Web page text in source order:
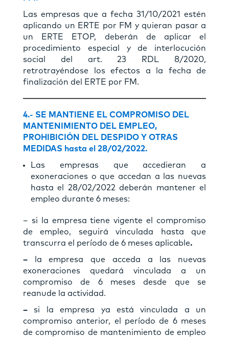
Las empresas que a fecha 31/10/2021 estén
aplicando un ERTE por FM y quieran pasar a
un ERTE ETOP, deberán de aplicar el
procedimiento especial y de interlocución
social del art. 23 RDL 8/2020,
retrotrayéndose los efectos a la fecha de
finalización del ERTE por FM.
4.- SE MANTIENE EL COMPROMISO DEL
MANTENIMIENTO DEL EMPLEO,
PROHIBICIÓN DEL DESPIDO Y OTRAS
MEDIDAS hasta el 28/02/2022.
Las empresas que accedieran a
exoneraciones o que accedan a las nuevas
hasta el 28/02/2022 deberán mantener el
empleo durante 6 meses:
– si la empresa tiene vigente el compromiso
de empleo, seguirá vinculada hasta que
transcurra el período de 6 meses aplicable.
–
la empresa que acceda a las nuevas
exoneraciones quedará vinculada a un
compromiso de 6 meses desde que se
reanude la actividad.
– si la empresa ya está vinculada a un
compromiso anterior, el período de 6 meses
de compromiso de mantenimiento de empleo